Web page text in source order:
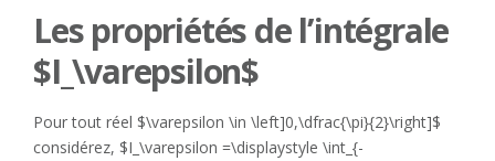
Les propriétés de l’intégrale
$I_\varepsilon$
Pour tout réel $\varepsilon \in \left]0,\dfrac{\pi}{2}\right]$
considérez, $I_\varepsilon =\displaystyle \int_{-